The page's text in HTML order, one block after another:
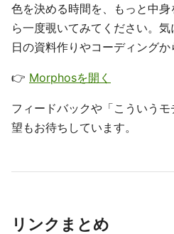
色を決める時間を、もっと中
ら一度覗いてみてください。
日の資料作りやコーディングか
👉 Morphosを開く
フィードバックや「こういう
望もお待ちしています。
リンクまとめ